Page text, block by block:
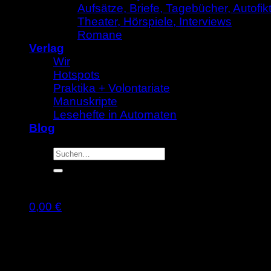
Aufsätze, Briefe, Tagebücher,
Theater, Hörspiele, Interviews
Romane
Verlag
Wir
Hotspots
Praktika + Volontariate
Manuskripte
Lesehefte in Automaten
Blog
Suche
0,00 €